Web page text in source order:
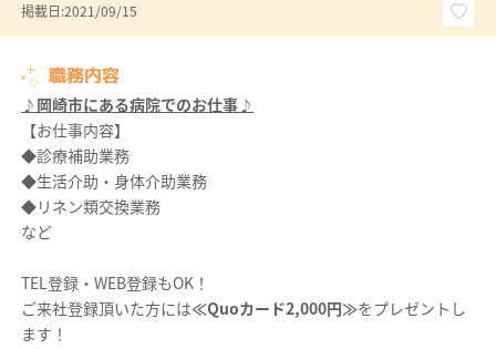
掲載日:2021/09/15
職務内容
♪岡崎市にある病院でのお仕事♪
【お仕事内容】
◆診療補助業務
◆生活介助・身体介助業務
◆リネン類交換業務
など
TEL登録・WEB登録もOK！
ご来社登録頂いた方には≪Quoカード2,000円≫をプレゼントし
ます！